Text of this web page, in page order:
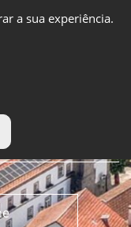
a sua experiência.